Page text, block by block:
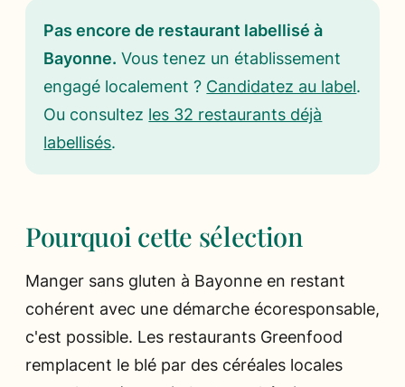
Pas encore de restaurant labellisé à
Bayonne. Vous tenez un établissement
engagé localement ? Candidatez au label.
Ou consultez les 32 restaurants déjà
labellisés.
Pourquoi cette sélection
Manger sans gluten à Bayonne en restant
cohérent avec une démarche écoresponsable,
c'est possible. Les restaurants Greenfood
remplacent le blé par des céréales locales